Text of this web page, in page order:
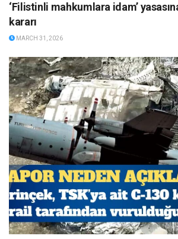
‘Filistinli mahkumlara idam’
kararı
MARCH 31, 2026